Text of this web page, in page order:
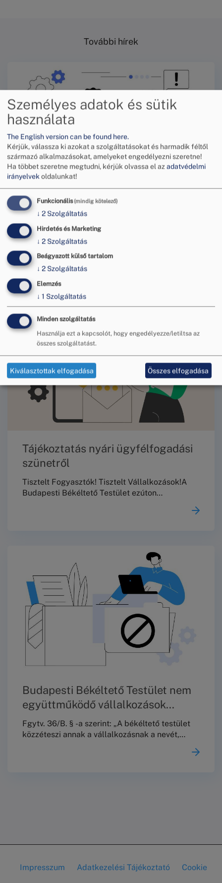
További hírek
Tájékoztatás a hőségriadó miatti
ügyfélfogadási rendről
A Budapesti Békéltető Testületnél 2026.
augusztus 5-én, szerdán a személyes
ügyfélfogadás és az iratok személyes leadása
szünetel.A már kitűzött meghallgatásokat a
tervezett rend szerint megtartjuk.Köszönjük
megértésüket!
Tájékoztatás nyári ügyfélfogadási
szünetről
Tisztelt Fogyasztók! Tisztelt Vállalkozások!A
Budapesti Békéltető Testület ezúton
Önöket!Köszönjük a megértést!
Üdvözlettel,Budapesti Békéltető Testület
Budapesti Békéltető Testület nem
együttműködő vállalkozások
jegyzéke 2026. január 15. – 2026.
július 15-ig.
Fgytv. 36/B. § -a szerint: „A békéltető testület
közzéteszi annak a vállalkozásnak a nevét,
Lábléc
Impresszum Adatkezelési Tájékoztató Cookie
Személyes adatok és sütik
használata
The English version can be found here.
Kérjük, válassza ki azokat a szolgáltatásokat és harmadik féltől
származó alkalmazásokat, amelyeket engedélyezni szeretne!
Ha többet szeretne megtudni, kérjük olvassa el az adatvédelmi
irányelvekoldalunkat!
Funkcionális(mindig kötelező)
↓ 2 Szolgáltatás
Hirdetés és Marketing
↓ 2 Szolgáltatás
Beágyazott külső tartalom
↓ 2 Szolgáltatás
Elemzés
↓ 1 Szolgáltatás
Minden szolgáltatás
Használja ezt a kapcsolót, hogy engedélyezze/letiltsa az
összes szolgáltatást.
Kiválasztottak elfogadása Összes elfogadása